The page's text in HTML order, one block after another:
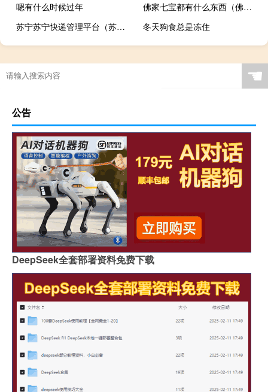
嗯有什么时候过年
佛家七宝都有什么东西（佛家七宝都有什么）
苏宁苏宁快递管理平台（苏宁快递管理平台官网）
冬天狗食总是冻住
“罗衣花下倚娇憨”的出处是哪里
☚
公告
DeepSeek全套部署资料免费下载